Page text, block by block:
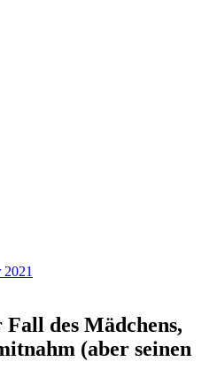
2021
des Mädchens,
(aber seinen